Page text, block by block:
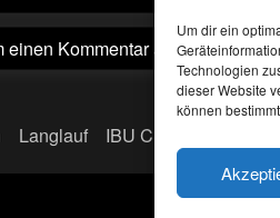
Um dir ein
Technologien
dieser Website
können
Kommentar abzugeben.
Langlauf IBU CUP